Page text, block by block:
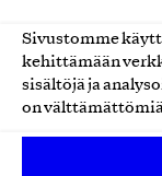
Sivustomme
kehittämään
sisältöjä ja
on
Pekka
Tuote